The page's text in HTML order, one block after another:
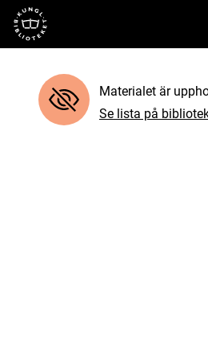
Till startsidan
Materialet är
Se lista på